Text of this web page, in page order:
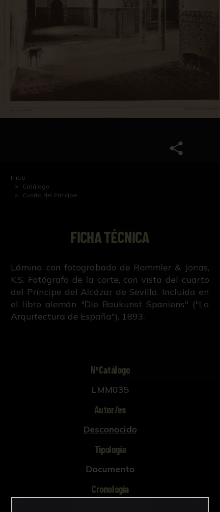
Inicio
Catálogo
Cuarto del Príncipe
FICHA TÉCNICA
Lámina con fotograbado de Rommler & Jonas,
K.S. Fotógrafo de la corte, con vista del cuarto
del Príncipe del Alcázar de Sevilla. Incluida en
el libro alemán "Die Baukunst Spaniens" ("La
Arquitectura de España"), 1893.
NºCatálogo
LMM035
Autor/es
Desconocido
Tipología
Documento
Cronología